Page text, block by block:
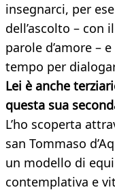
insegnarci, per
dell’ascolto –
parole d’amore –
tempo per
Lei è anche
questa sua
L’ho scoperta
san Tommaso
un modello di
contemplativa e